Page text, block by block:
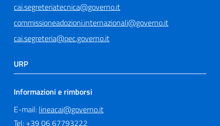
cai.segreteriatecnica@governo.it
commissioneadozioni.internazionali@governo.it
cai.segreteria@pec.governo.it
URP
Informazioni e rimborsi
E-mail: lineacai@governo.it
Tel: +39 06 67793222